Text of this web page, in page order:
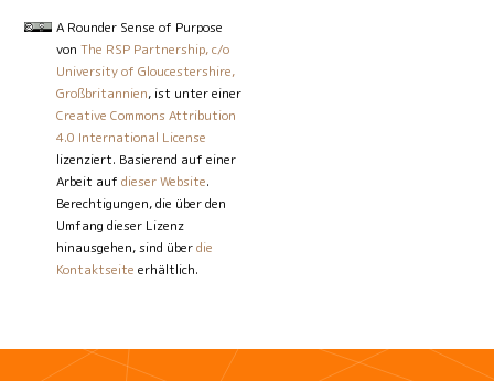
A Rounder Sense of Purpose
vonThe RSP Partnership, c/o
University of Gloucestershire,
Großbritannien, ist unter einer
Creative Commons Attribution
4.0 International License
lizenziert. Basierend auf einer
Arbeit aufdieser Website.
Berechtigungen, die über den
Umfang dieser Lizenz
hinausgehen, sind überdie
Kontaktseite erhältlich.